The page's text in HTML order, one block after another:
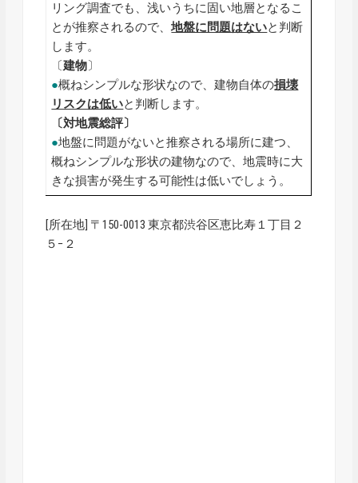
リング調査でも、浅いうちに固い地層となるこ
とが推察されるので、地盤に問題はないと判断
します。
〔建物〕
●概ねシンプルな形状なので、建物自体の損壊
リスクは低いと判断します。
〔対地震総評〕
●地盤に問題がないと推察される場所に建つ、
概ねシンプルな形状の建物なので、地震時に大
きな損害が発生する可能性は低いでしょう。
[所在地] 〒150-0013 東京都渋谷区恵比寿１丁目２
５−２